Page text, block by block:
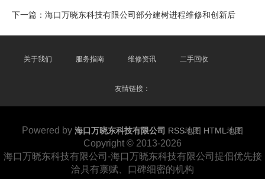
下一篇： 海口万晓东科技有限公司部分建树进程维修和创新后
关于我们 服务指南 维修资讯 二手回收
友情链接：
Powered by 海口万晓东科技有限公司 RSS地图 HTML地图
Copyright © 2013-2026
海口万晓东科技有限公司-海口万晓东科技有限公司提倡优先接
洽具有禀赋、口碑细密的机构